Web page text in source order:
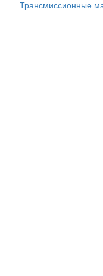
Трансмисcионные